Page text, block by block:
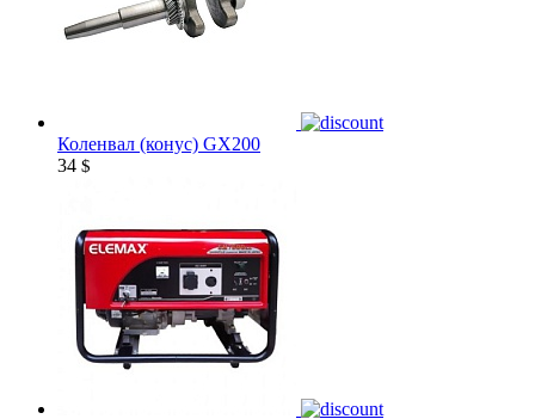
Коленвал (конус) GX200
34 $